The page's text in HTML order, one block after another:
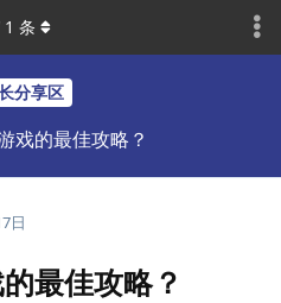
分享区
戏的最佳攻略？
1 条
日
最佳攻略？